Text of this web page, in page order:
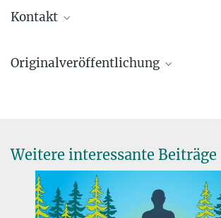
Kontakt
Max-Planck-Institut für Bildungsforschung, Berlin
Originalveröffentlichung
Biological Psychiatry.
Source DOI
Weitere interessante Beiträge